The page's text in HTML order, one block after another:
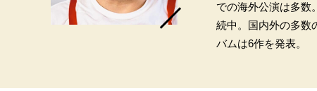
での海外公演は多数
続中。国内外の多数
バムは6作を発表。